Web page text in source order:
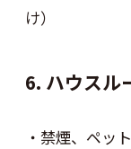
け）
6. ハウスル
・禁煙、ペッ